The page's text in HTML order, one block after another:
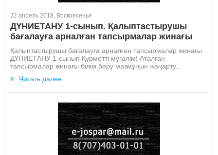
22 апрель 2018, Воскресенье
ДҮНИЕТАНУ 1-сынып. Қалыптастырушы
бағалауға арналған тапсырмалар жинағы
Қалыптастырушы бағалауға арналған тапсырмалар жинағы
ДҮНИЕТАНУ 1-сынып Құрметті мұғалім! Аталған
тапсырмалар жинағы білім беру мазмұнын жаңарту...
Читать далее